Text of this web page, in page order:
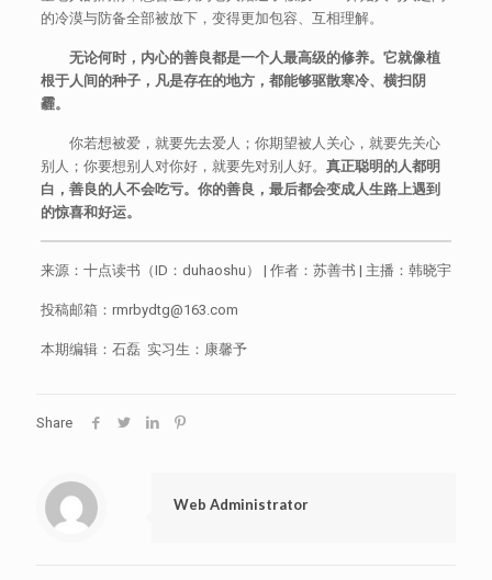
的冷漠与防备全部被放下，变得更加包容、互相理解。
无论何时，内心的善良都是一个人最高级的修养。它就像植
根于人间的种子，凡是存在的地方，都能够驱散寒冷、横扫阴
霾。
你若想被爱，就要先去爱人；你期望被人关心，就要先关心
别人；你要想别人对你好，就要先对别人好。 真正聪明的人都明
白，善良的人不会吃亏。你的善良，最后都会变成人生路上遇到
的惊喜和好运。
来源：十点读书（ID：duhaoshu） | 作者：苏善书 | 主播：韩晓宇
投稿邮箱：rmrbydtg@163.com
本期编辑：石磊 实习生：康馨予
Share
Web Administrator